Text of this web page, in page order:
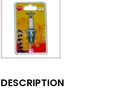
DESCRIPTION